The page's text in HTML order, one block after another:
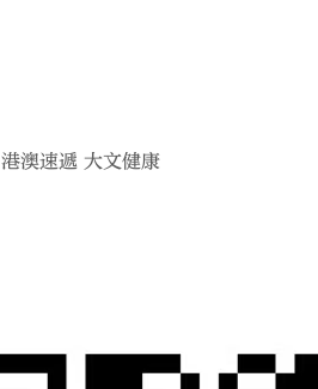
港澳速遞 大文健康